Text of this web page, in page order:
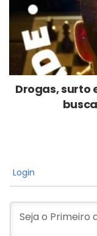
Drogas, surto
Login